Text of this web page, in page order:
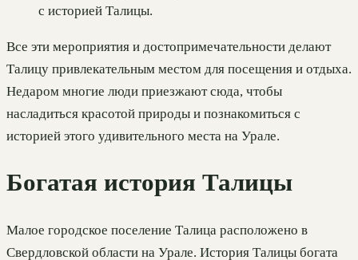
с историей Талицы.
Все эти мероприятия и достопримечательности делают
Талицу привлекательным местом для посещения и отдыха.
Недаром многие люди приезжают сюда, чтобы
насладиться красотой природы и познакомиться с
историей этого удивительного места на Урале.
Богатая история Талицы
Малое городское поселение Талица расположено в
Свердловской области на Урале. История Талицы богата